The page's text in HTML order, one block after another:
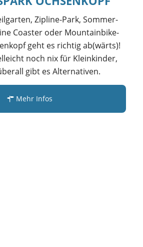
Zipline-Park, Sommer-
Coaster oder Mountainbike-
geht es richtig ab(wärts)!
noch nix für Kleinkinder,
gibt es Alternativen.
Mehr Infos